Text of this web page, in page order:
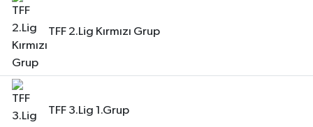
TFF 2.Lig Kırmızı Grup
TFF 3.Lig 1.Grup
Teknoloji
Yaşam